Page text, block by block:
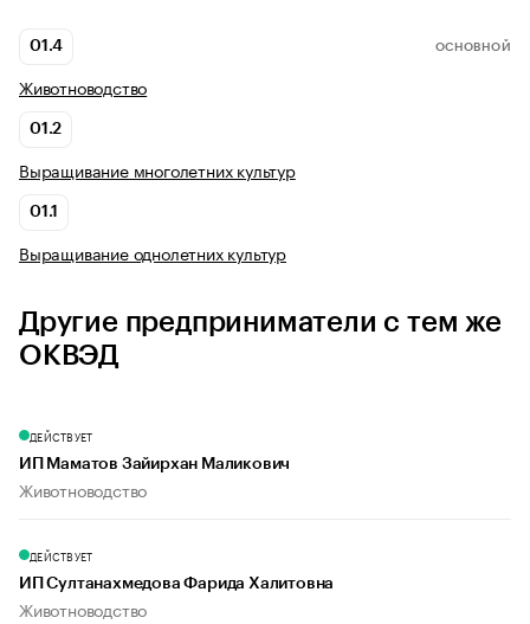
01.4 ОСНОВНОЙ
Животноводство
01.2
Выращивание многолетних культур
01.1
Выращивание однолетних культур
Другие предприниматели с тем же
ОКВЭД
ДЕЙСТВУЕТ
ИП Маматов Зайирхан Маликович
Животноводство
ДЕЙСТВУЕТ
ИП Султанахмедова Фарида Халитовна
Животноводство